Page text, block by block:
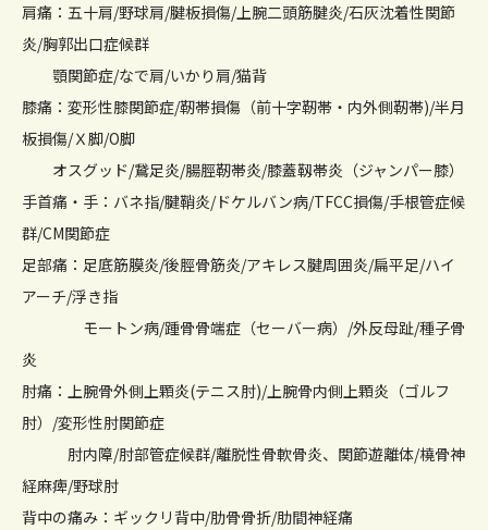
肩痛：五十肩/野球肩/腱板損傷/上腕二頭筋腱炎/石灰沈着性関節
炎/胸郭出口症候群
顎関節症/なで肩/いかり肩/猫背
膝痛：変形性膝関節症/靭帯損傷（前十字靭帯・内外側靭帯)/半月
板損傷/Ｘ脚/O脚
オスグッド/鵞足炎/腸脛靭帯炎/膝蓋靱帯炎（ジャンパー膝）
手首痛・手：バネ指/腱鞘炎/ドケルバン病/TFCC損傷/手根管症候
群/CM関節症
足部痛：足底筋膜炎/後脛骨筋炎/アキレス腱周囲炎/扁平足/ハイ
アーチ/浮き指
モートン病/踵骨骨端症（セーバー病）/外反母趾/種子骨
炎
肘痛：上腕骨外側上顆炎(テニス肘)/上腕骨内側上顆炎（ゴルフ
肘）/変形性肘関節症
肘内障/肘部管症候群/離脱性骨軟骨炎、関節遊離体/橈骨神
経麻痺/野球肘
背中の痛み：ギックリ背中/肋骨骨折/肋間神経痛